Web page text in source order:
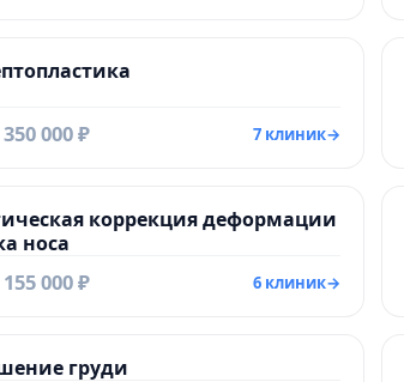
000 ₽ 7 клиник→
коррекция деформации
носа
000 ₽ 6 клиник→
груди